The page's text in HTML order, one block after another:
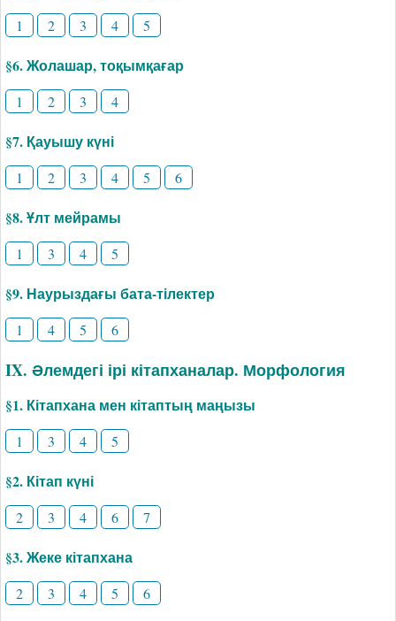
1 2 3 4 5
§6. Жолашар, тоқымқағар
1 2 3 4
§7. Қауышу күні
1 2 3 4 5 6
§8. Ұлт мейрамы
1 3 4 5
§9. Наурыздағы бата-тілектер
1 4 5 6
IX. Әлемдегі ірі кітапханалар. Морфология
§1. Кітапхана мен кітаптың маңызы
1 3 4 5
§2. Кітап күні
2 3 4 6 7
§3. Жеке кітапхана
2 3 4 5 6